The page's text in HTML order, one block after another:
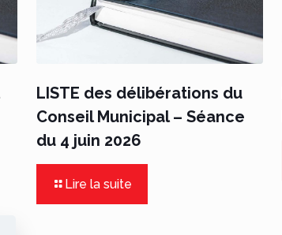
LISTE des délibérations du
Conseil Municipal – Séance
du 4 juin 2026
Lire la suite